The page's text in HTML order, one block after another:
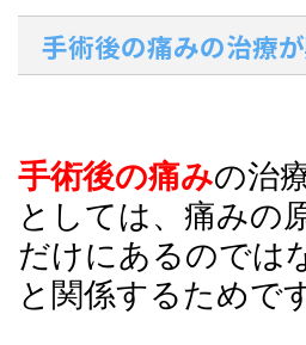
手術後の痛みの治療
手術後の痛みの治
としては、痛みの
だけにあるのでは
と関係するためで